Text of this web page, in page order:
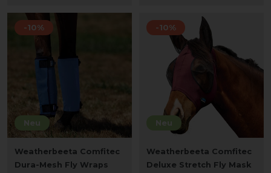
Neu
-10%
Weatherbeeta Comfitec
Dura-Mesh Fly Wraps
Neu
-10%
Weatherbeeta Comfitec
Deluxe Stretch Fly Mask